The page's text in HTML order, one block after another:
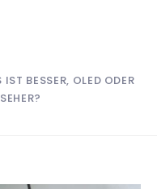
IST BESSER, OLED ODER